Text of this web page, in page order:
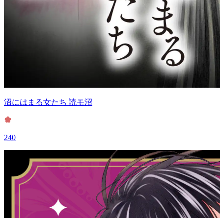
沼にはまる女たち 読モ沼
240